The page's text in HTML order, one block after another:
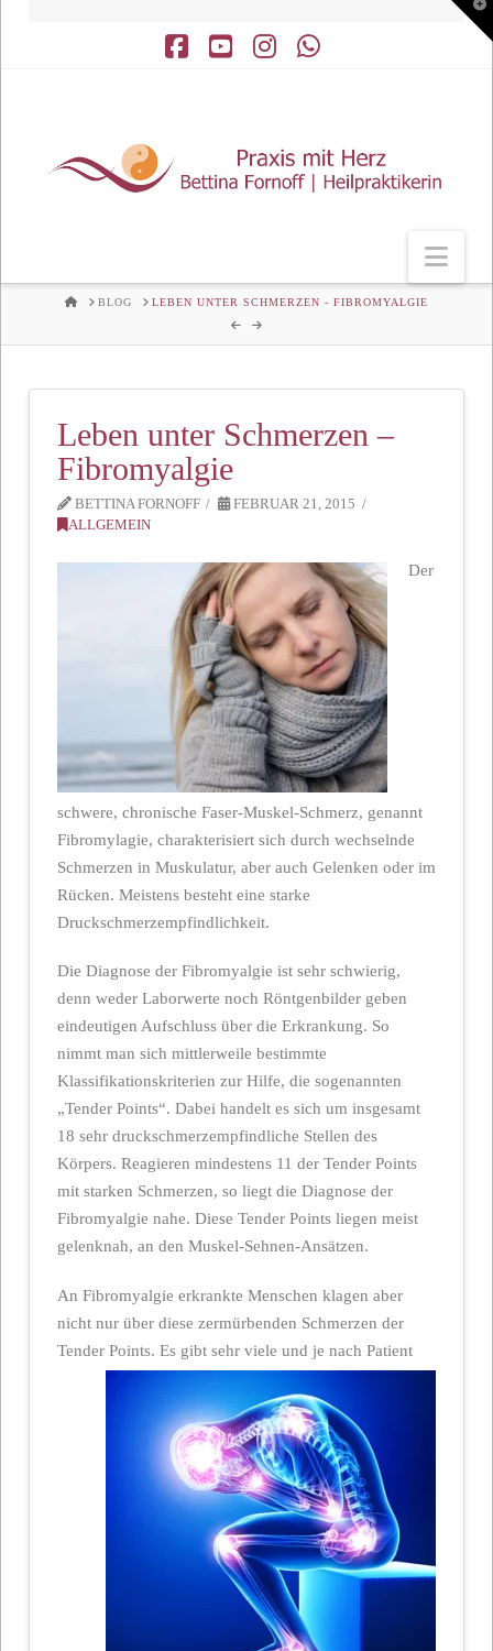
HOMEBLOG LEBEN UNTER SCHMERZEN - FIBROMYALGIE
Leben unter Schmerzen –
Fibromyalgie
BETTINA FORNOFF
FEBRUAR 21, 2015
ALLGEMEIN
Der
schwere, chronische Faser-Muskel-Schmerz, genannt
Fibromylagie, charakterisiert sich durch wechselnde
Schmerzen in Muskulatur, aber auch Gelenken oder im
Rücken. Meistens besteht eine starke
Druckschmerzempfindlichkeit.
Die Diagnose der Fibromyalgie ist sehr schwierig,
denn weder Laborwerte noch Röntgenbilder geben
eindeutigen Aufschluss über die Erkrankung. So
nimmt man sich mittlerweile bestimmte
Klassifikationskriterien zur Hilfe, die sogenannten
„Tender Points“. Dabei handelt es sich um insgesamt
18 sehr druckschmerzempfindliche Stellen des
Körpers. Reagieren mindestens 11 der Tender Points
mit starken Schmerzen, so liegt die Diagnose der
Fibromyalgie nahe. Diese Tender Points liegen meist
gelenknah, an den Muskel-Sehnen-Ansätzen.
An Fibromyalgie erkrankte Menschen klagen aber
nicht nur über diese zermürbenden Schmerzen der
Tender Points. Es gibt sehr viele und je nach Patient